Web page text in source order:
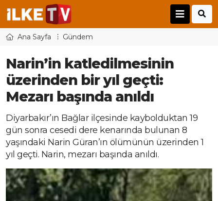
Ana Sayfa Gündem
Narin’in katledilmesinin
üzerinden bir yıl geçti:
Mezarı başında anıldı
Diyarbakır’ın Bağlar ilçesinde kaybolduktan 19
gün sonra cesedi dere kenarında bulunan 8
yaşındaki Narin Güran’ın ölümünün üzerinden 1
yıl geçti. Narin, mezarı başında anıldı.